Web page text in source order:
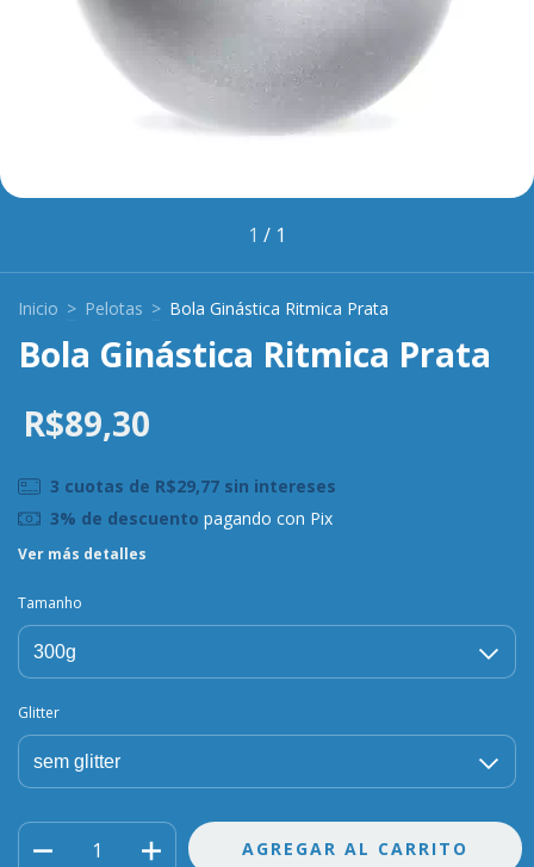
1 / 1
Inicio > Pelotas > Bola Ginástica Ritmica Prata
Bola Ginástica Ritmica Prata
R$89,30
3 cuotas de R$29,77 sin intereses
3% de descuento pagando con Pix
Ver más detalles
Tamanho
Glitter